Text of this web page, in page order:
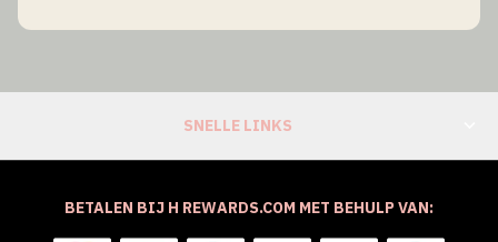
SNELLE LINKS
BETALEN BIJ H REWARDS.COM MET BEHULP VAN: